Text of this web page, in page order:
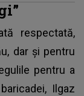
respectată,
dar și pentru
pentru a
Ilgaz